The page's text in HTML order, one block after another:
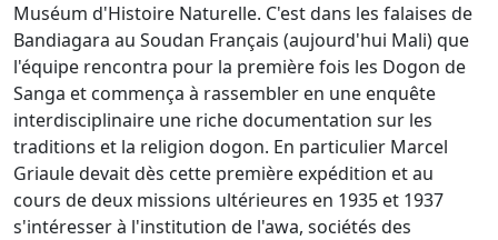
Muséum d'Histoire Naturelle. C'est dans les falaises de
Bandiagara au Soudan Français (aujourd'hui Mali) que
l'équipe rencontra pour la première fois les Dogon de
Sanga et commença à rassembler en une enquête
interdisciplinaire une riche documentation sur les
traditions et la religion dogon. En particulier Marcel
Griaule devait dès cette première expédition et au
cours de deux missions ultérieures en 1935 et 1937
s'intéresser à l'institution de l'awa, sociétés des